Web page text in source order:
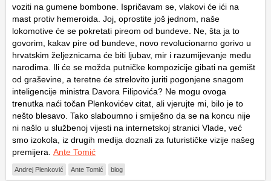
voziti na gumene bombone. Ispričavam se, vlakovi će ići na
mast protiv hemeroida. Joj, oprostite još jednom, naše
lokomotive će se pokretati pireom od bundeve. Ne, šta ja to
govorim, kakav pire od bundeve, novo revolucionarno gorivo u
hrvatskim željeznicama će biti ljubav, mir i razumijevanje među
narodima. Ili će se možda putničke kompozicije gibati na gemišt
od graševine, a teretne će strelovito juriti pogonjene snagom
inteligencije ministra Davora Filipovića? Ne mogu ovoga
trenutka naći točan Plenkovićev citat, ali vjerujte mi, bilo je to
nešto blesavo. Tako slaboumno i smiješno da se na koncu nije
ni našlo u službenoj vijesti na internetskoj stranici Vlade, već
smo izokola, iz drugih medija doznali za futurističke vizije našeg
premijera. Ante Tomić
Andrej Plenković Ante Tomić blog